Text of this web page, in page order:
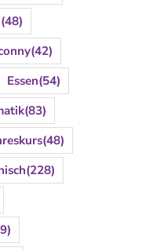
(48)
(42)
Essen(54)
(83)
(48)
(228)